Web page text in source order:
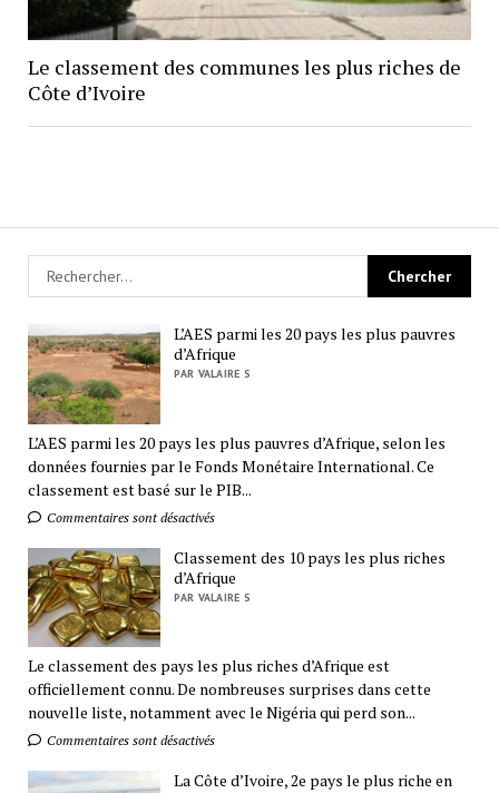
Le classement des communes les plus riches de
Côte d’Ivoire
L’AES parmi les 20 pays les plus pauvres
d’Afrique
PAR VALAIRE S
L’AES parmi les 20 pays les plus pauvres d’Afrique, selon les
données fournies par le Fonds Monétaire International. Ce
classement est basé sur le PIB...
Commentaires sont désactivés
Classement des 10 pays les plus riches
d’Afrique
PAR VALAIRE S
Le classement des pays les plus riches d’Afrique est
officiellement connu. De nombreuses surprises dans cette
nouvelle liste, notamment avec le Nigéria qui perd son...
Commentaires sont désactivés
La Côte d’Ivoire, 2e pays le plus riche en